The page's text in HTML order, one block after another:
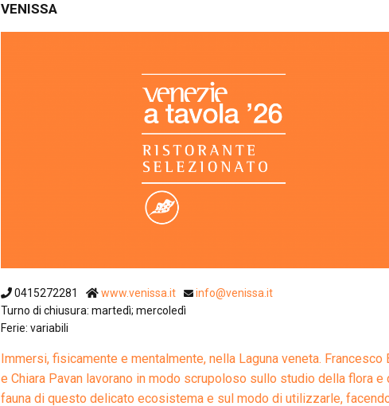
VENISSA
0415272281 www.venissa.it
info@venissa.it
Turno di chiusura: martedì; mercoledì
Ferie: variabili
Immersi, fisicamente e mentalmente, nella Laguna veneta. Francesco
e Chiara Pavan lavorano in modo scrupoloso sullo studio della flora e
fauna di questo delicato ecosistema e sul modo di utilizzarle,